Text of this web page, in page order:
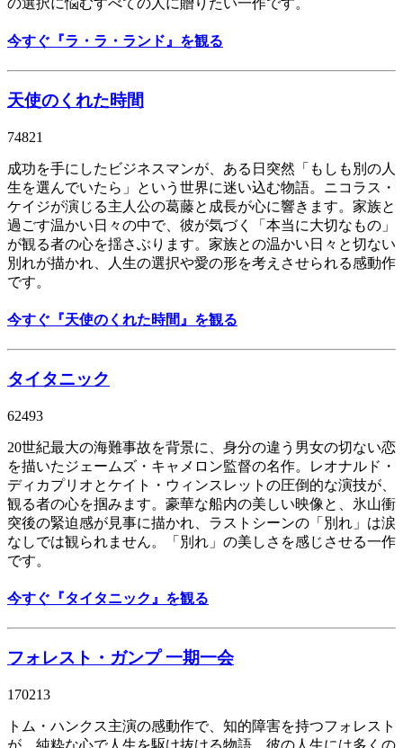
今すぐ『ラ・ラ・ランド』を観る
天使のくれた時間
74821
成功を手にしたビジネスマンが、ある日突然「もしも別の人
生を選んでいたら」という世界に迷い込む物語。ニコラス・
ケイジが演じる主人公の葛藤と成長が心に響きます。家族と
過ごす温かい日々の中で、彼が気づく「本当に大切なもの」
が観る者の心を揺さぶります。家族との温かい日々と切ない
別れが描かれ、人生の選択や愛の形を考えさせられる感動作
です。
今すぐ『天使のくれた時間』を観る
タイタニック
62493
20世紀最大の海難事故を背景に、身分の違う男女の切ない恋
を描いたジェームズ・キャメロン監督の名作。レオナルド・
ディカプリオとケイト・ウィンスレットの圧倒的な演技が、
観る者の心を掴みます。豪華な船内の美しい映像と、氷山衝
突後の緊迫感が見事に描かれ、ラストシーンの「別れ」は涙
なしでは観られません。「別れ」の美しさを感じさせる一作
です。
今すぐ『タイタニック』を観る
フォレスト・ガンプ 一期一会
170213
トム・ハンクス主演の感動作で、知的障害を持つフォレスト
が、純粋な心で人生を駆け抜ける物語。彼の人生には多くの